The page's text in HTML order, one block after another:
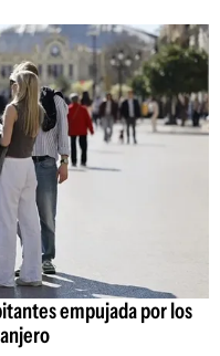
empujada por los